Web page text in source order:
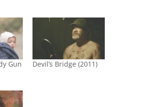
Gun
Devil’s Bridge (2011)